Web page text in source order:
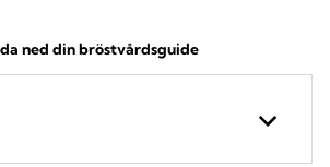
ned din bröstvårdsguide